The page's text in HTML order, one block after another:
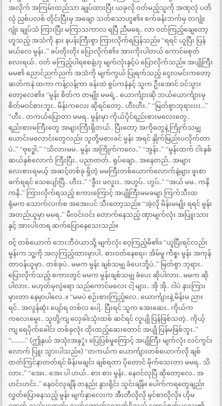
အလိုက် အကြမ်းထည်သာ ချုပ်ထားပြီး ယခုလို ဝတ်မည့်သူကို အဏုလုံ ပတိ
လုံ ညှစ်ပလစ် တိုင်းပြီးမှ အချော သတ်သောဟူ၏။ စက်ခန်းဘက်မှ တဂျုံး
ဂျုံး ချုပ်သံ ကြားပြီး မကြာသကာလ ရပြီ ညီမရေ.. လာ ဝတ်ကြည့်ချေတော့
ဟူသည့် အသံကို နား နပန်းကြီးစွာ ကြားလိုက်ရပြန်သည်။ “ရရင် ယူပြီး ပြန်
မယ်လေ မွန်း..” ခပ်တိုးတိုး ပြောလိုက်၏။ အားကိုးပါတယ် ကောင်မစုတ်
လေးရယ်.. ဝတ် မကြည့်ပါရစေနဲ့ဟု မျက်လုံးနှင့်ပဲ ပြောလိုက်သည်။ အပျိုကြီး
မမ၏ ညောင်ညက်ညက် အသံကို မျက်ကွယ် ပြုရက်သည့် ငွေလမင်းကတော့
ဆတ်ကနဲ ထကာ ကန့်လန့်ကာ ခန်းထဲ စွပ်ကနဲနှင့် သူက ဦးအောင် ဝင်သွား
တော့လေ၏။ “မွန်း စိတ်က တမျိုး မမရဲ့.. ယောင်္ကျားဆို ဘယ်ယောင်္ကျားမှ
စိတ်မဝင်စားဘူး.. မိန်းကလေး ဆိုရင်တော့.. ဟီးဟီး..” “မြတ်စွာဘုရားးးး…”
“ဟီး.. တကယ်ပြောတာ မမရ.. မွန်းမှာ ကိုယ်ပိုင်ရည်းစားမလေးတွေ..
ရည်းစားမကြီးတွေ အများကြီးရှိတယ်.. ပြီးတော့ အကိုတွေနဲ့ ကြိုက်သမျှ
ယောင်းမလောင်းတွေလည်း သူတို့မစားခင် မွန်း အရင် နှိုက်မြည်းပလိုက်တာ
ပဲ..” “ဗုဒ္ဓေါ..” “သိလားမမ.. မွန်း အကြိုက်ကလေ..” “အွန်း..” “မွန်းထက် ငါးနှစ်
ဆယ်နှစ်လောက် ကြီးပြီး.. ပညာတတ်.. ရုပ်ချော.. အနေတည်.. အများ
လေးစားရမယ့် အဆင့်တစ်ခု ရှိတဲ့ မမကြီးတစ်ယောက်လောက်နဲ့များ ဖူးစာ
ဖက်ရရင် သေပျော်ပြီ.. ဟီးး..” “ခွီးး ဖလူးး.. အဟွပ်.. ဟွပ်..” “အယ် မမ.. ကနိ
ကနိ..” ကြားလိုက်ရသည့် စကားကြောင့် အပျိုကြီးမမခမျာ ကြက်သီးထ
ရုံမက သောက်လက်စ အအေးပင် သီးတော့သည်။ “အဲ့လို မိန်းမမျိုး ရရင် မွန်း
အတည်ယူမှာ မမရ..” မီးဝင်းဝင်း တောက်နေသည့် ဏှာမျက်လုံး အပြူးသား
နှင့် အားပါးတရ ဆက်ပြောနေသေးသည်။
၀င့် တစ်ယောက် ဘေးဘီဝဲယာသို့ မျက်လုံး ဝေ့ကြည့်မိ၏။ “ယူပြီးရင်လည်း
မွန်းက သူ့ကို အလှကြည့်ထားမှာပါ.. စားဝတ်နေရေး၊ အိမ်မှု ကိစ္စ၊ မွန်း အကုန်
တာဝန်ယူမှာ.. တစ်ခုပဲ.. မမက မွန်း ချစ်သမျှ ခံပေးဘို့ပဲ..” မြတ်စွာ ဘုရား..
ပြောလိုက်သည့် စကားတွင် မမက မွန်းချစ်သမျှ ခံပေး ဆိုပါလား.. မမက ဆို
ပါလား.. မဟုတ်မှလွဲရော သည်ကောင်မလေး ငါ့ များ.. အို အို.. ငါပဲ နားကြား
မှားတာ နေမှာပါလေ..။ “မမပဲ စဉ်းစားကြည့်လေ.. ယောင်္ကျားနဲ့ မိန်းမ ညား
ရင်.. အလွန်ဆုံး ပျော်ရ တစ်လ ပေါ့.. ပြီးရင် သူက အေးဆေး.. ကိုယ်က
ကလေးမွေး.. သူတို့ကျ လှေခါးသုံးထစ် ဆင်ရင် လူပျို ပြန်ဖြစ်သတဲ့.. ကိုယ့်
ကျ ရေပိုက်ခေါင်း တစ်ခုလုံး ထိုးထည့်ဆေးတောင် အပျို ပြန်မဖြစ်ဘူး..”
“……….” (ဤနှယ် အသုံးအနှှုံး ပြေပြစ်မှုကြောင့် အပျိုကြီး မျက်လုံး လင်ကွင်း
လောက် ပြူး သွားပါသည်။) “တကယ်က ယောင်္ကျားတစ်ယောက်လို ချစ်
တတ်ကြင်နာတတ်ရင် မိန်းမချင်း ချစ်ရတာ ပိုတောင် မိုက်သေးတာ မမရ.. သိ
လား..” “အေး.. အေး ပါ ဟယ်.. စား စား မွန်း.. နေဝင်လုပြီ ဆိုတော့လေ.. အ
ဟင်းဟင်း..” နေဝင်လုချိန် တနည်း နွားရိုင်း သွင်းချိန်။ ပေါက်ကရတွေချည်း
လွှတ်ပြောနေသည့် မွန်း မျက်နှာလေးက အီးတီလိုလို မှင်စာလိုလို။ ဟိုမ